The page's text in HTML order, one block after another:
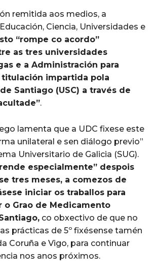
remitida aos medios, a
Ciencia, Universidades e
“rompe co acordo”
as tres universidades
e a Administración para
titulación impartida pola
Santiago (USC) a través de
.
lamenta que a UDC fixese este
unilateral e sen diálogo previo”
Universitario de Galicia (SUG).
especialmente” despois
tres meses, a comezos de
iniciar os traballos para
o Grao de Medicamento
co obxectivo de que no
prácticas de 5º fixésense tamén
Coruña e Vigo, para continuar
nos anos próximos.